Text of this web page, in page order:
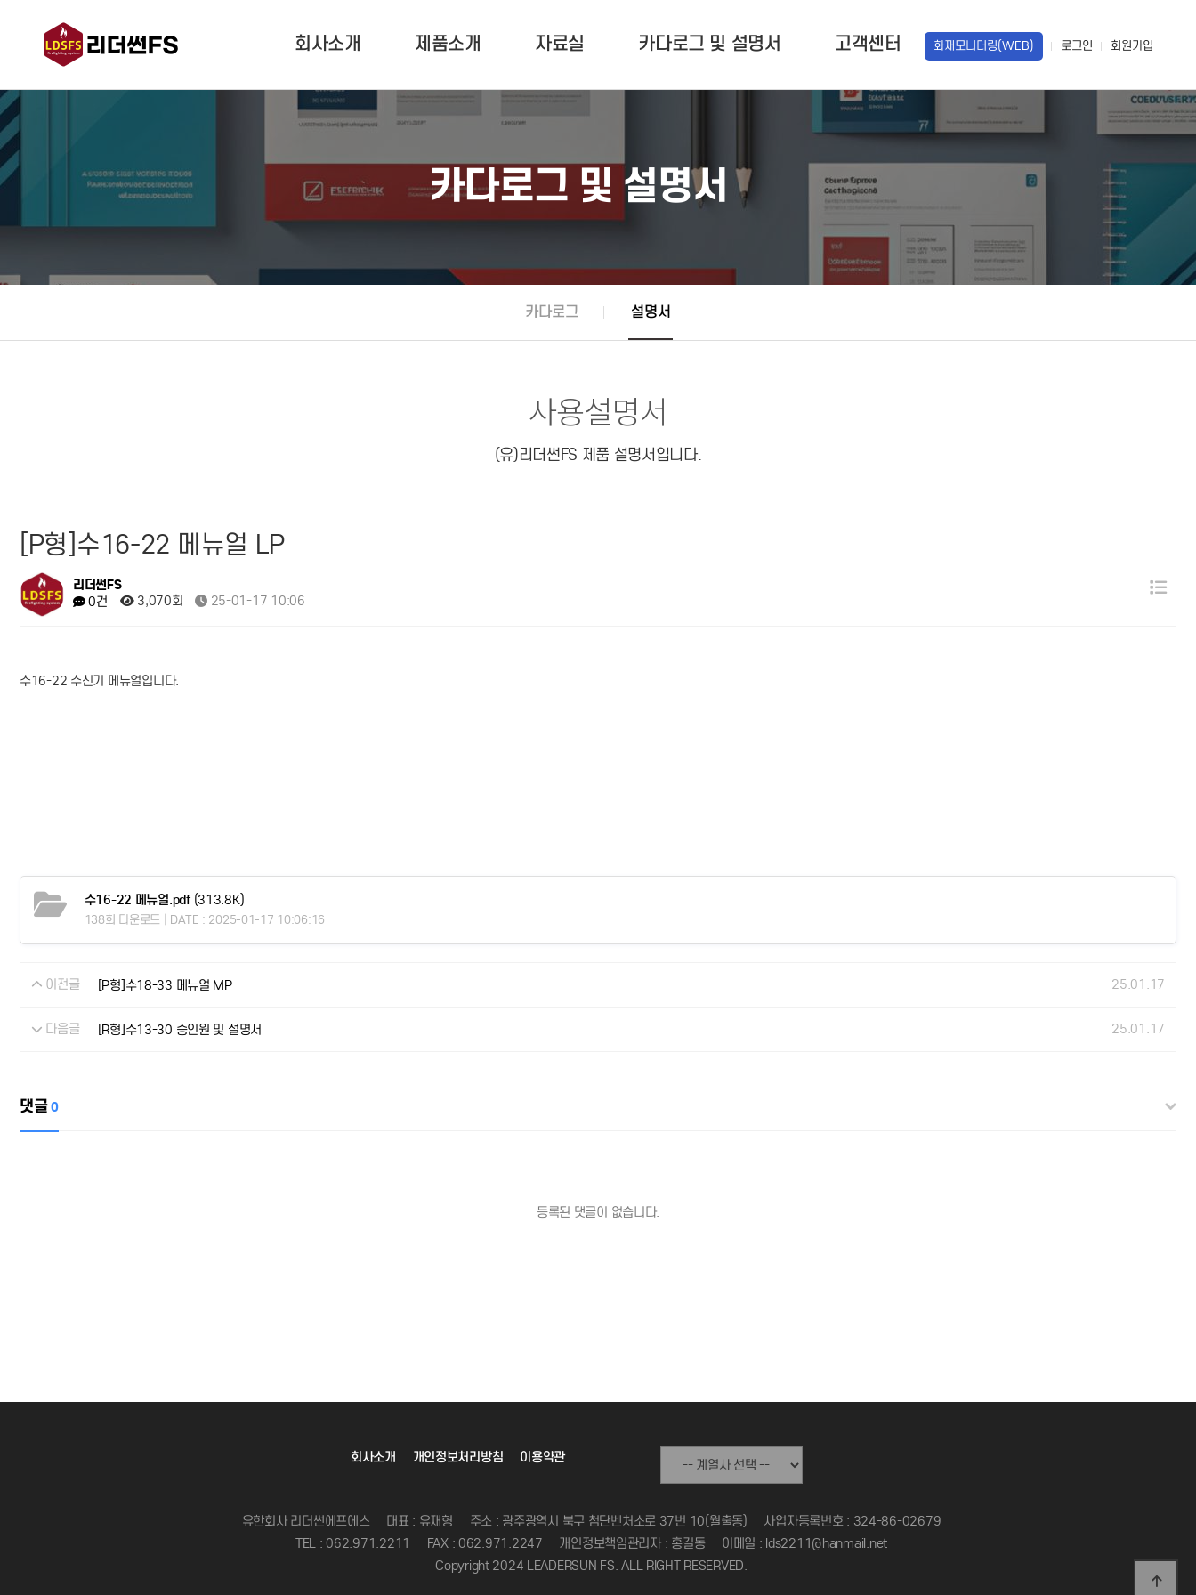
회사소개
인사말 경영이념
제품소개 자료실 카다로그 및 설명서 고객센터
견적문의
화재모니터링(WEB) 로그인 회원가입
카다로그 설명서
카다로그 및 설명서
사용설명서
(유)리더썬FS 제품 설명서입니다.
[P형]수16-22 메뉴얼 LP
리더썬FS
0건
3,070회 25-01-17 10:06
수16-22 수신기 메뉴얼입니다.
수16-22 메뉴얼.pdf(313.8K)
138회 다운로드 | DATE : 2025-01-17 10:06:16
이전글 [P형]수18-33 메뉴얼 MP 25.01.17
다음글 [R형]수13-30 승인원 및 설명서 25.01.17
댓글0
등록된 댓글이 없습니다.
회사소개 개인정보처리방침 이용약관
유한회사 리더썬에프에스 대표 : 유재형 주소 : 광주광역시 북구 첨단벤처소로 37번 10(월출동)
사업자등록번호 : 324-86-02679
TEL : 062.971.2211
FAX : 062.971.2247 개인정보책임관리자 : 홍길동
이메일 : lds2211@hanmail.net
Copyright 2024 LEADERSUN FS. ALL RIGHT RESERVED.